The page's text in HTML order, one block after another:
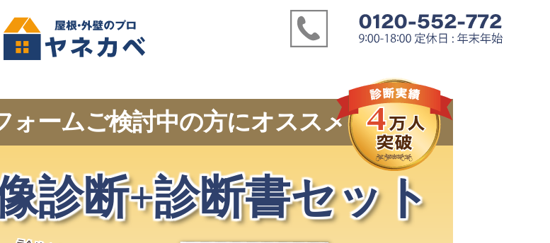
ォームご検討中の方にオススメ
診断+診断書セット